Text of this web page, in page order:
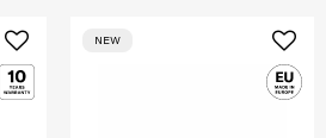
NEW